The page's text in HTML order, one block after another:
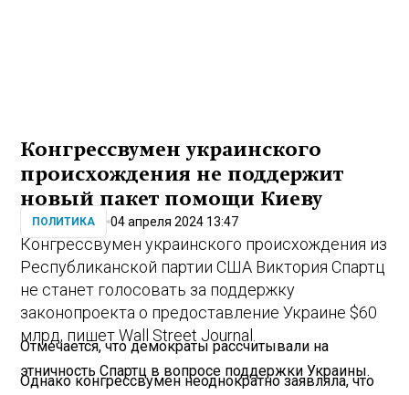
Конгрессвумен украинского
происхождения не поддержит
новый пакет помощи Киеву
ПОЛИТИКА 04 апреля 2024 13:47
Конгрессвумен украинского происхождения из
Республиканской партии США Виктория Спартц
не станет голосовать за поддержку
законопроекта о предоставление Украине $60
млрд, пишет Wall Street Journal.
Отмечается, что демократы рассчитывали на
этничность Спартц в вопросе поддержки Украины.
Однако конгрессвумен неоднократно заявляла, что